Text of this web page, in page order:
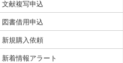
文献複写申込
図書借用申込
新規購入依頼
新着情報アラート